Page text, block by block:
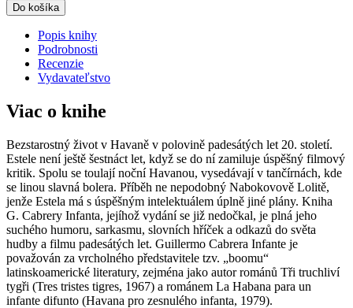
Do košíka
Popis knihy
Podrobnosti
Recenzie
Vydavateľstvo
Viac o knihe
Bezstarostný život v Havaně v polovině padesátých let 20. století.
Estele není ještě šestnáct let, když se do ní zamiluje úspěšný filmový
kritik. Spolu se toulají noční Havanou, vysedávají v tančírnách, kde
se linou slavná bolera. Příběh ne nepodobný Nabokovově Lolitě,
jenže Estela má s úspěšným intelektuálem úplně jiné plány. Kniha
G. Cabrery Infanta, jejíhož vydání se již nedočkal, je plná jeho
suchého humoru, sarkasmu, slovních hříček a odkazů do světa
hudby a filmu padesátých let. Guillermo Cabrera Infante je
považován za vrcholného představitele tzv. „boomu“
latinskoamerické literatury, zejména jako autor románů Tři truchliví
tygři (Tres tristes tigres, 1967) a románem La Habana para un
infante difunto (Havana pro zesnulého infanta, 1979).